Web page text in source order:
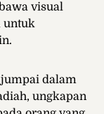
visual
untuk
dalam
ungkapan